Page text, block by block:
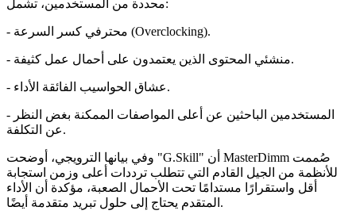
محددة من المستخدمين، تشمل:
- محترفي كسر السرعة (Overclocking).
- منشئي المحتوى الذين يعتمدون على أحمال عمل كثيفة.
- عشاق الحواسيب الفائقة الأداء.
- المستخدمين الباحثين عن أعلى المواصفات الممكنة بغض النظر
عن التكلفة.
وفي بيانها الترويجي، أوضحت "G.Skill" أن MasterDimm صُممت
للأنظمة من الجيل القادم التي تتطلب ترددات أعلى وزمن استجابة
أقل واستقرارًا مستدامًا تحت الأحمال الصعبة، مؤكدة أن الأداء
المتقدم يحتاج إلى حلول تبريد متقدمة أيضًا.